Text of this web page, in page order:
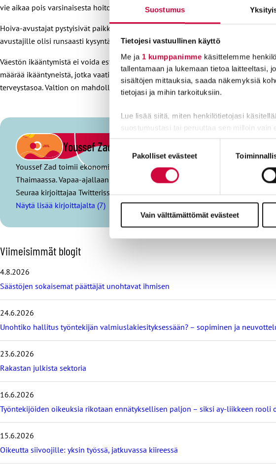
Suostumus
Tietojesi vastuullinen käyttö
Me ja 1 kumppanimme käsittelemme
tallentamaan ja lukemaan tietoa laitteeltasi,
sisältöjen mittauksia, saada näkemyksiä
tietojasi ja mihin tarkoituksiin.
Lue lisää siitä, miten henkilötietojasi
suostumustasi tai peruuttaa sen milloin vain
Evästeistä osa on välttämättömiä, osa
Suostumuksen
Pakolliset evästeet
Vain välttämättömät evästeet
vie aikaa pois varsinaisesta hoito- ja hoivatyöstä.
Hoiva-avustajat pystyisivät paikkaamaan osaltansa hoivaketjussa sellaisia
avustajille olisi runsaasti kysyntää hoivaketjussa.
Väestön ikääntymistä ei voida estää, mutta palvelutarpeen kasvua voidaan
määrää ikääntyneistä, jotka vaativat ulkopuolista hoivaa. Tarjoamalla erilaisia
terveystasoa. Valtion on mahdollista ohjata kuntia luomalla taloudelliset
Youssef Zad
Youssef Zad toimii ekonomistina JHL:n yhteiskuntavaikuttamisen ja
Thaimaassa. Vapaa-ajallaan Youssef tykkää harrastaa urheilua, matkustella ja
Seuraa kirjoittajaa Twitterissä: @zad_youssef
Näytä lisää kirjoittajalta (7)
O
h
a
v
i
m
s
i
ä
t
l
o
g
i
Viimeisimmät blogit
4.8.2026
Säästöjen sokaisemat päättäjät unohtavat ihmisen
24.6.2026
Unohtiko hallitus työntekijän valmiuslakiesityksessään? – sopiminen ja
23.6.2026
Rakastan julkista sektoria
16.6.2026
Työntekijöiden oikeuksia rikotaan ennätyksellisen paljon – siksi ay-liikkeen rooli
15.6.2026
Oikeutta siivoojille: yksin työssä, jatkuvassa kiireessä